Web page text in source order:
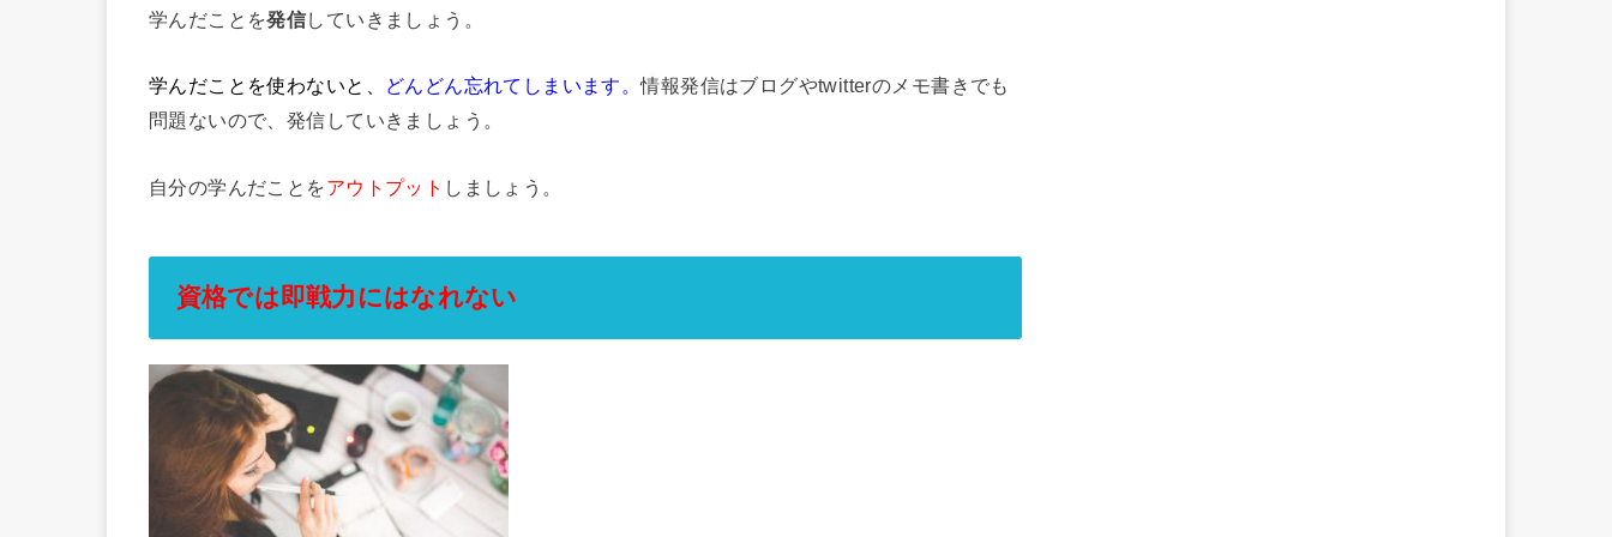
学んだことを発信していきましょう。
学んだことを使わないと、 どんどん忘れてしまいます。情報発信はブログやtwitterのメモ書きでも
問題ないので、発信していきましょう。
自分の学んだことをアウトプット しましょう。
資格では即戦力にはなれない